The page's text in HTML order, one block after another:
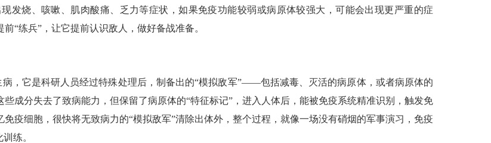
发烧、咳嗽、肌肉酸痛、乏力等症状，如果免疫功能较弱或病原体较强大，可能会出现更严重的症
“练兵”，让它提前认识敌人，做好备战准备。
，它是科研人员经过特殊处理后，制备出的“模拟敌军”——包括减毒、灭活的病原体，或者病原体的
成分失去了致病能力，但保留了病原体的“特征标记”，进入人体后，能被免疫系统精准识别，触发免
疫细胞，很快将无致病力的“模拟敌军”清除出体外，整个过程，就像一场没有硝烟的军事演习，免疫
练。